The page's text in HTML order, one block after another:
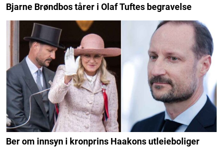
Bjarne Brøndbos tårer i Olaf Tuftes begravelse
Ber om innsyn i kronprins Haakons utleieboliger